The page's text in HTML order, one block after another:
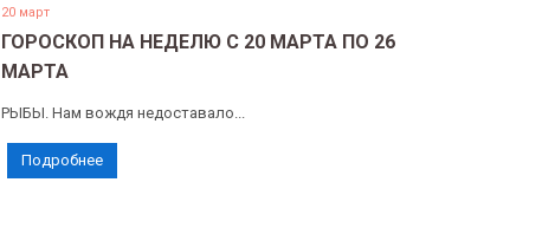
20 март
ГОРОСКОП НА НЕДЕЛЮ С 20 МАРТА ПО 26
МАРТА
РЫБЫ. Нам вождя недоставало...
Подробнее